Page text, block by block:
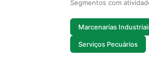
Segmentos com
Marcenarias
Serviços Pecuários